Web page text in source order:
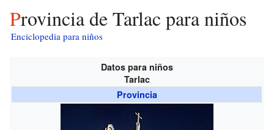
Provincia de Tarlac para niños
Enciclopedia para niños
Datos para niños
Tarlac
Provincia